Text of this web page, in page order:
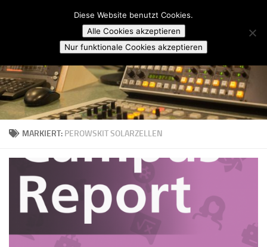
Skip to content
Campusradio Karlsruhe
MARKIERT: PEROWSKIT SOLARZELLEN
Diese Website benutzt Cookies.
Alle Cookies akzeptieren
Nur funktionale Cookies akzeptieren